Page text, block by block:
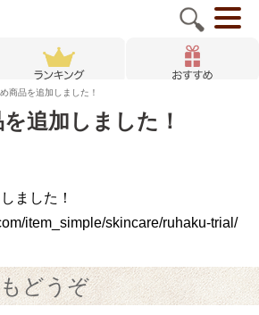
商品を追加しました！
追加しました！
ました！
item_simple/skincare/ruhaku-trial/
どうぞ